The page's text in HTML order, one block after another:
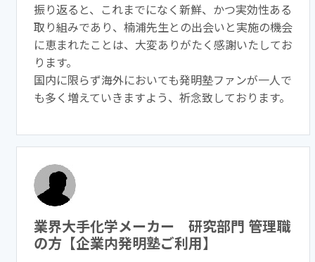
振り返ると、これまでになく新鮮、かつ実効性ある
取り組みであり、楠浦先生との出会いと実施の機会
に恵まれたことは、大変ありがたく感謝いたしてお
ります。
国内に限らず海外においても発明塾ファンが一人で
も多く増えていきますよう、祈念致しております。
業界大手化学メーカー 研究部門 管理職
の方【企業内発明塾ご利用】